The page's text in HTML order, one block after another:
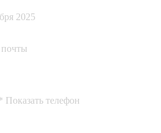
2025
почты
Показать телефон